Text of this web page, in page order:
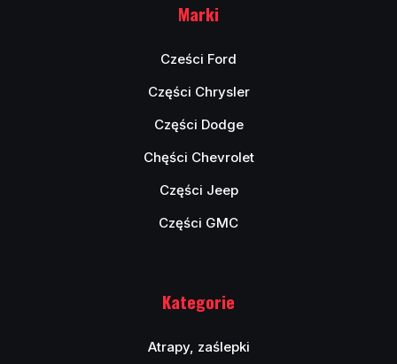
Marki
Cześci Ford
Części Chrysler
Części Dodge
Chęści Chevrolet
Części Jeep
Części GMC
Kategorie
Atrapy, zaślepki